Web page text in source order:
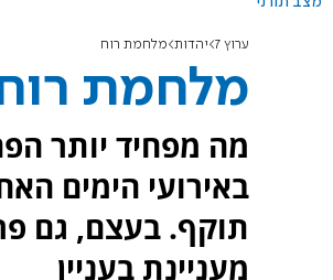
ערוץ 7 יהדות מלחמת רוח
מלחמת
מה מפחיד יותר
באירועי הימים
תוקף. בעצם, גם
מעניינת בעניין